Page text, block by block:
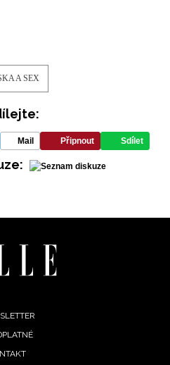
A SEX
Mail Připnout Sdílet